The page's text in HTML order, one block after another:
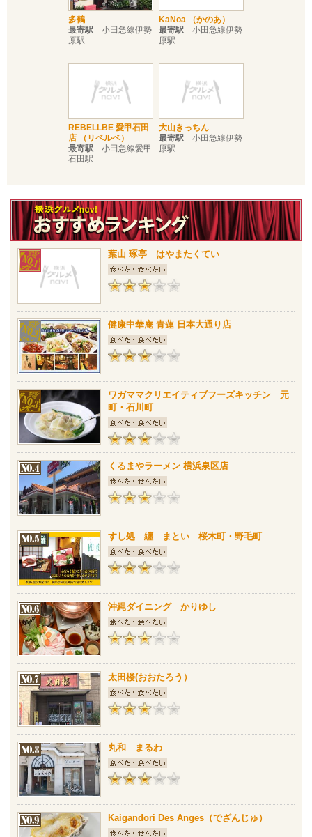
多鶴
最寄駅 小田急線伊勢
原駅
KaNoa （かのあ）
最寄駅 小田急線伊勢
原駅
REBELLBE 愛甲石田
店 （リベルベ）
最寄駅 小田急線愛甲
石田駅
大山きっちん
最寄駅 小田急線伊勢
原駅
葉山 琢亭 はやまたくてい
健康中華庵 青蓮 日本大通り店
ワガママクリエイティブフーズキッチン 元
町・石川町
くるまやラーメン 横浜泉区店
すし処 纏 まとい 桜木町・野毛町
沖縄ダイニング かりゆし
太田楼(おおたろう）
丸和 まるわ
Kaigandori Des Anges（でざんじゅ）